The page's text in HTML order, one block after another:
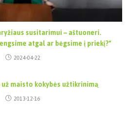
susitarimui – aštuoneri.
atgal ar bėgsime į priekį?“
2024-04-22
maisto kokybės užtikrinimą
2013-12-16